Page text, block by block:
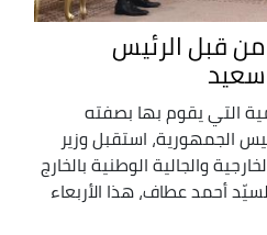
قبل الرئيس
التي يقوم بها بصفته
الجمهورية، استقبل وزير
والجالية الوطنية بالخارج
أحمد عطاف، هذا الأربعاء